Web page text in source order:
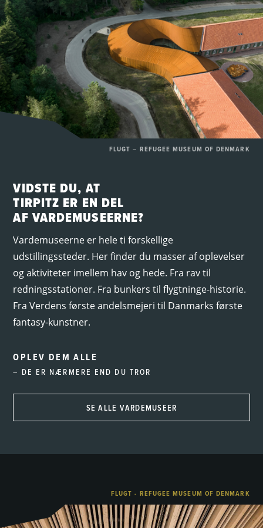
VIDSTE DU, AT
TIRPITZ ER EN DEL
AF VARDEMUSEERNE?
Vardemuseerne er hele ti forskellige
udstillingssteder. Her finder du masser af oplevelser
og aktiviteter imellem hav og hede. Fra rav til
redningsstationer. Fra bunkers til flygtninge-historie.
Fra Verdens første andelsmejeri til Danmarks første
fantasy-kunstner.
OPLEV DEM ALLE
– DE ER NÆRMERE END DU TROR
SE ALLE VARDEMUSEER
FLUGT – REFUGEE MUSEUM OF DENMARK
FLUGT - REFUGEE MUSEUM OF DENMARK